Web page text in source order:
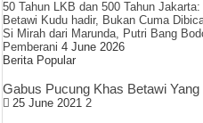
50 Tahun LKB dan 500 Tahun
Betawi Kudu hadir, Bukan Cuma
Si Mirah dari Marunda, Putri Bang
Pemberani 4 June 2026
Berita Popular
Gabus Pucung Khas Betawi
25 June 2021 2